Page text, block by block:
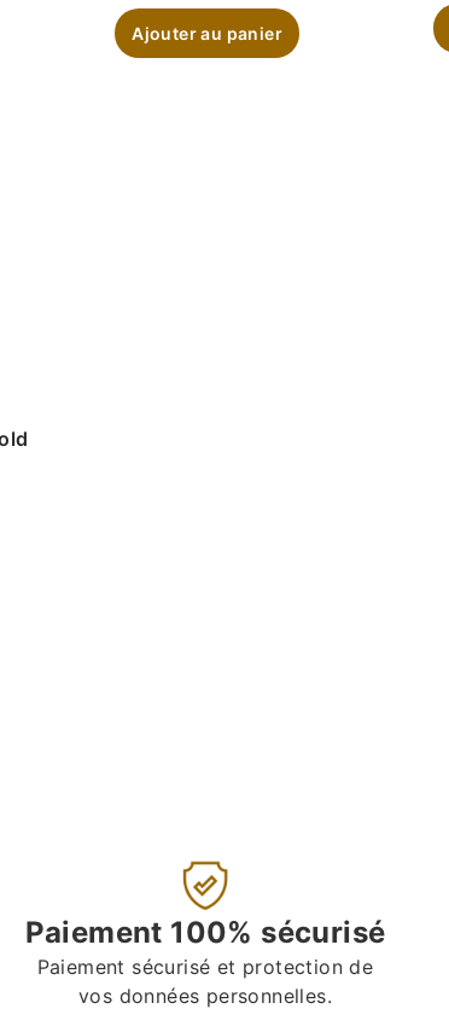
Ajouter au panier
Paiement 100% sécurisé
Paiement sécurisé et protection de
vos données personnelles.